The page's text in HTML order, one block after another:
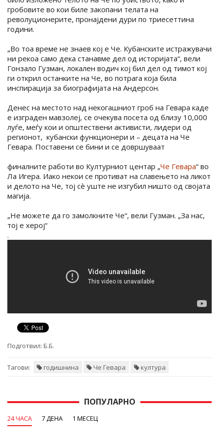
гробовите во кои биле закопани телата на
револуционерите, пронајдени дури по триесеттина
години.
„Во тоа време не знаев кој е Че. Кубанските истражувачи
ни рекоа само дека станавме дел од историјата“, вели
Гонзало Гузман, локален водич кој бил дел од тимот кој
ги открил останките на Че, во потрага која била
инспирација за биографијата на Андерсон.
Денес на местото над некогашниот гроб на Гевара каде
е изграден мавзолеј, се очекува посета од близу 10,000
луѓе, меѓу кои и општествени активисти, лидери од
регионот, кубански функционери и – децата на Че
Гевара. Поставени се бини и се довршуваат
финалните работи во Културниот центар „Че Гевара“ во
Ла Игера. Иако некои се противат на славењето на ликот
и делото на Че, тој сè уште не изгубил ништо од својата
магија.
„Не можете да го замолкните Че“, вели Гузман. „За нас,
тој е херој“
.
Подготвил: Б.Б.
Тагови: годишнина Че Гевара култура
ПОПУЛАРНО
24 ЧАСА 7 ДЕНА 1 МЕСЕЦ